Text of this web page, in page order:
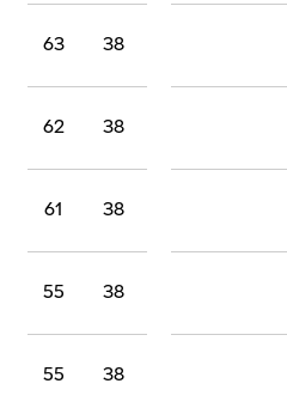
38
63
38
62
38
61
38
55
38
55